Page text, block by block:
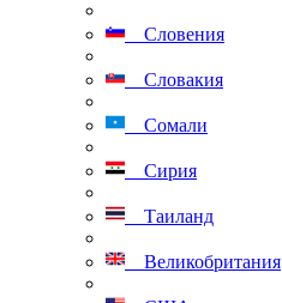
Словения
Словакия
Сомали
Сирия
Таиланд
Великобритания